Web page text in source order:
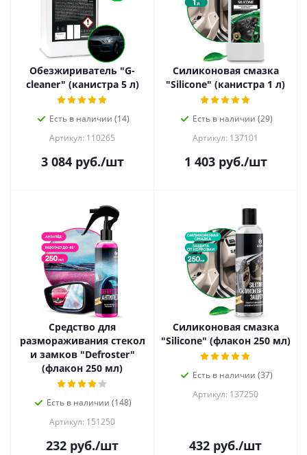
Обезжириватель "G-
cleaner" (канистра 5 л)
Есть в наличии (14)
Артикул: 110265
3 084руб./шт
Силиконовая смазка
"Silicone" (канистра 1 л)
Есть в наличии (29)
Артикул: 137101
1 403руб./шт
Средство для
размораживания стекол
и замков "Defroster"
(флакон 250 мл)
Есть в наличии (148)
Артикул: 151250
232 руб./шт
Силиконовая смазка
"Silicone" (флакон 250 мл)
Есть в наличии (37)
Артикул: 137250
432 руб./шт